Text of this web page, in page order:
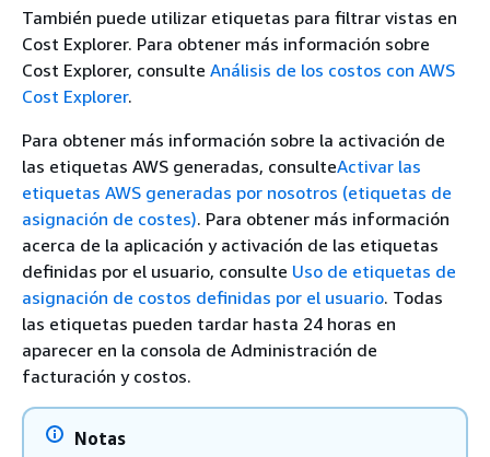
También puede utilizar etiquetas para filtrar vistas en
Cost Explorer. Para obtener más información sobre
Cost Explorer, consulte Análisis de los costos con AWS
Cost Explorer.
Para obtener más información sobre la activación de
las etiquetas AWS generadas, consulteActivar las
etiquetas AWS generadas por nosotros (etiquetas de
asignación de costes). Para obtener más información
acerca de la aplicación y activación de las etiquetas
definidas por el usuario, consulte Uso de etiquetas de
asignación de costos definidas por el usuario. Todas
las etiquetas pueden tardar hasta 24 horas en
aparecer en la consola de Administración de
facturación y costos.
Notas